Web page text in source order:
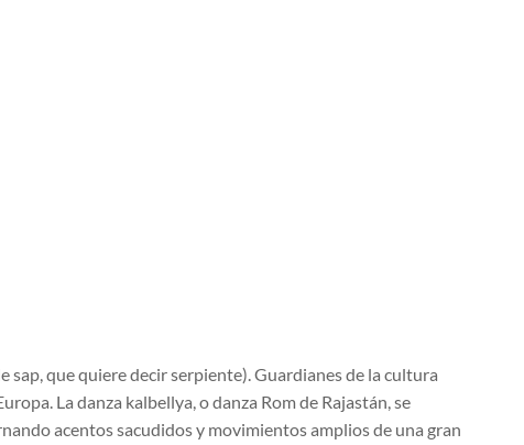
sap, que quiere decir serpiente). Guardianes de la cultura
La danza kalbellya, o danza Rom de Rajastán, se
acentos sacudidos y movimientos amplios de una gran